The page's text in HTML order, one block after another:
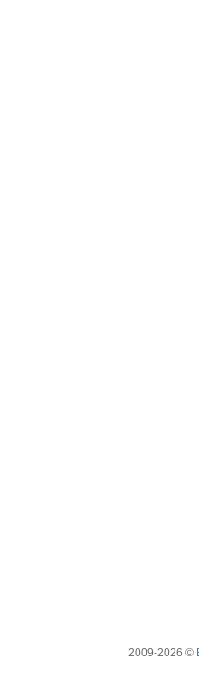
2009-2026 ©